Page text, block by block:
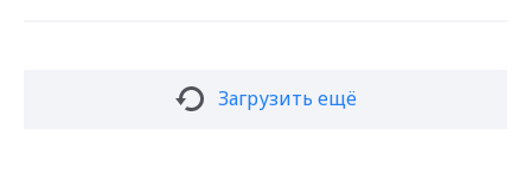
Загрузить ещё